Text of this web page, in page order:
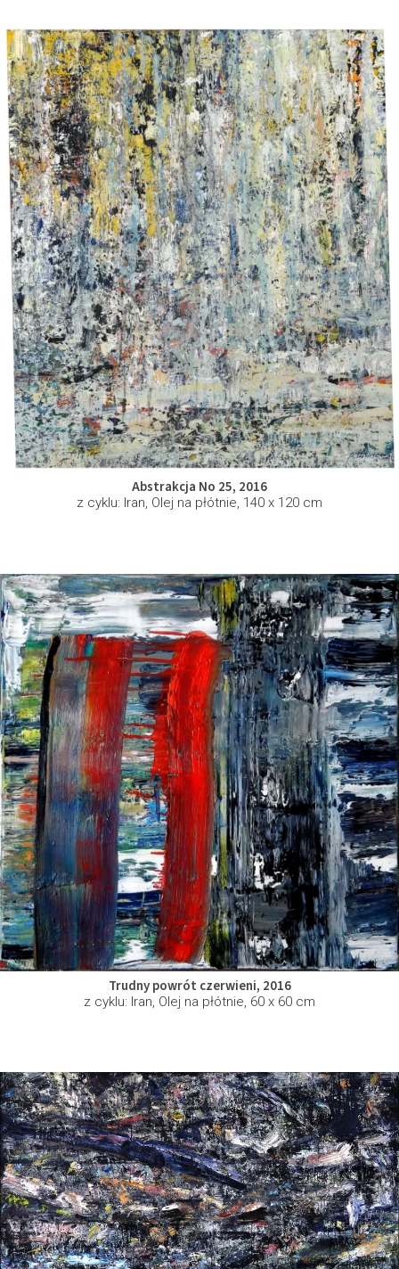
Abstrakcja No 25, 2016
z cyklu: Iran, Olej na płótnie, 140 x 120 cm
Trudny powrót czerwieni, 2016
z cyklu: Iran, Olej na płótnie, 60 x 60 cm